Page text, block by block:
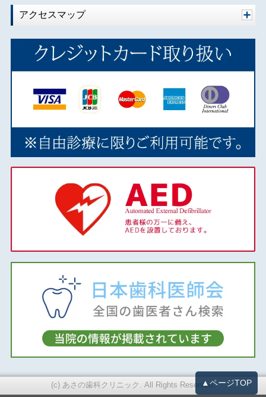
アクセスマップ
▲ページTOP
(c) あさの歯科クリニック. All Rights Reserved.